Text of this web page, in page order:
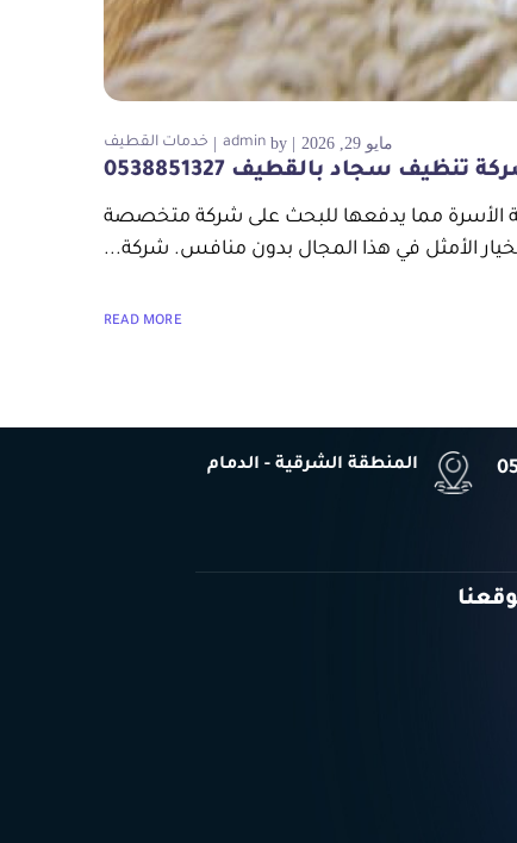
مايو 29, 2026 by
admin خدمات القطيف
تنظيف سجاد بالقطيف 0538851327
الأسرة مما يدفعها للبحث على شركة متخصصة
الأمثل في هذا المجال بدون منافس. شركة...
READ MORE
المنطقة الشرقية - الدمام